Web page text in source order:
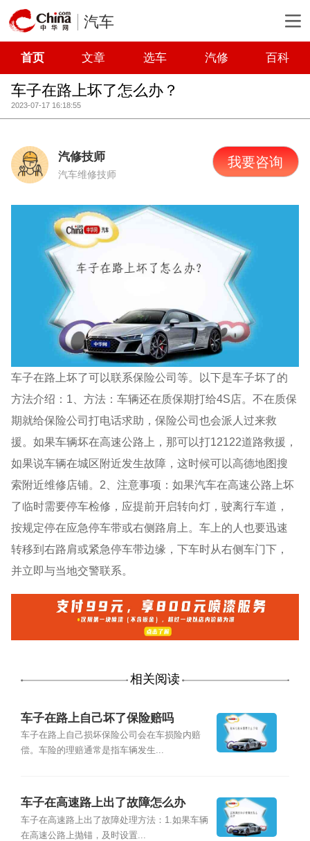
汽车
首页 文章 选车 汽修 百科
车子在路上坏了怎么办？
2023-07-17 16:18:55
汽修技师
汽车维修技师
我要咨询
车子在路上坏了可以联系保险公司等。以下是车子坏了的
方法介绍：1、方法：车辆还在质保期打给4S店。不在质保
期就给保险公司打电话求助，保险公司也会派人过来救
援。如果车辆坏在高速公路上，那可以打12122道路救援，
如果说车辆在城区附近发生故障，这时候可以高德地图搜
索附近维修店铺。2、注意事项：如果汽车在高速公路上坏
了临时需要停车检修，应提前开启转向灯，驶离行车道，
按规定停在应急停车带或右侧路肩上。车上的人也要迅速
转移到右路肩或紧急停车带边缘，下车时从右侧车门下，
并立即与当地交警联系。
相关阅读
车子在路上自己坏了保险赔吗
车子在路上自己损坏保险公司会在车损险内赔
偿。车险的理赔通常是指车辆发生...
车子在高速路上出了故障怎么办
车子在高速路上出了故障处理方法：1.如果车辆
在高速公路上抛锚，及时设置...